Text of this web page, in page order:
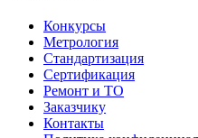
Конкурсы
Метрология
Стандартизация
Сертификация
Ремонт и ТО
Заказчику
Контакты